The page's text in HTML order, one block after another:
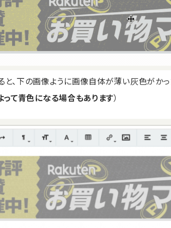
、下の画像ように画像自体が薄い灰色がかっ
って青色になる場合もあります）